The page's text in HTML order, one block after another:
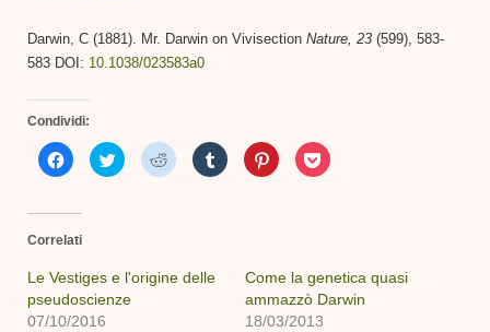
Darwin, C (1881). Mr. Darwin on Vivisection Nature, 23 (599), 583-
583 DOI: 10.1038/023583a0
Condividi:
Fai
clic
(Si
apre
una
nuova
finestra)
Fai
clic
in
una
nuova
Fai
clic
in
una
Fai
clic
nuova
finestra)
Fai
clic
in
una
nuova
finestra)
Fai
clic
in
una
nuova
Correlati
Le Vestiges e l'origine delle
pseudoscienze
07/10/2016
Come la genetica quasi
ammazzò Darwin
18/03/2013